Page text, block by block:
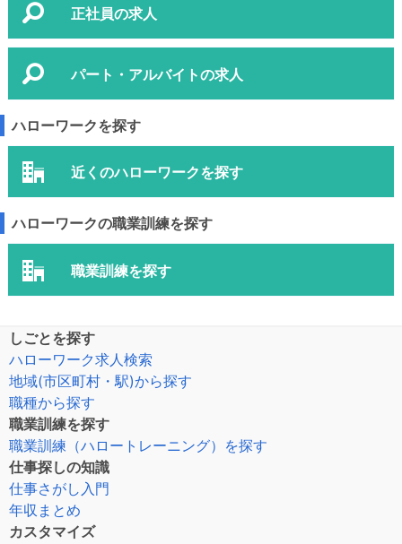
正社員の求人
パート・アルバイトの求人
ハローワークを探す
近くのハローワークを探す
ハローワークの職業訓練を探す
職業訓練を探す
しごとを探す
ハローワーク求人検索
地域(市区町村・駅)から探す
職種から探す
職業訓練を探す
職業訓練（ハロートレーニング）を探す
仕事探しの知識
仕事さがし入門
年収まとめ
カスタマイズ